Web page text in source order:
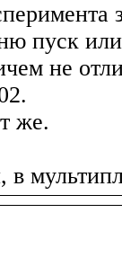
пуск
не
же.